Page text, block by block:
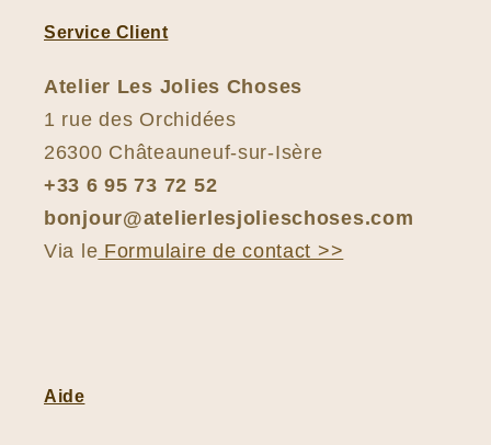
Service Client
Atelier Les Jolies Choses
1 rue des Orchidées
26300 Châteauneuf-sur-Isère
+33 6 95 73 72 52
bonjour@atelierlesjolieschoses.com
Via le Formulaire de contact >>
Aide